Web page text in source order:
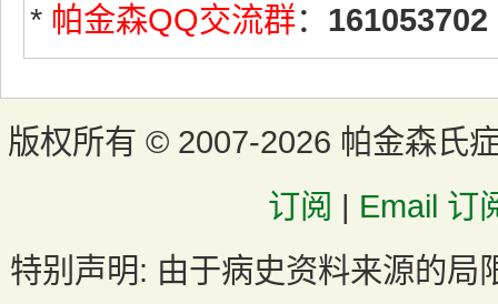
* 帕金森QQ交流群： 161053702
版权所有 © 2007-2026 帕金森氏
订阅 | Email 订
特别声明: 由于病史资料来源的局